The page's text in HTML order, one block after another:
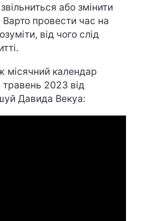
або змінити
Варто провести час на
від чого слід
місячний календар
травень 2023 від
Давида Векуа: